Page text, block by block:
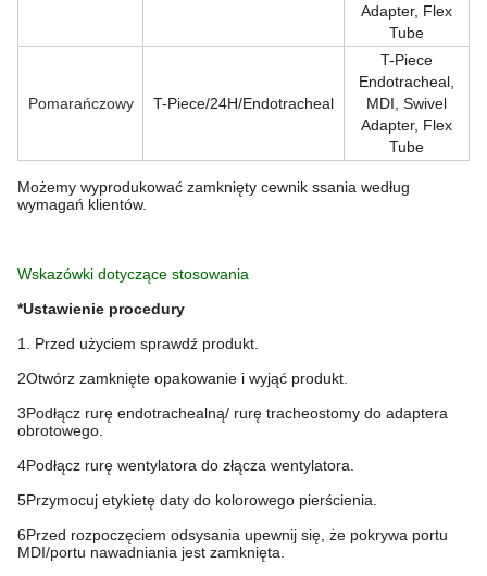
Adapter, Flex
Tube
Pomarańczowy T-Piece/24H/Endotracheal
T-Piece
Endotracheal,
MDI, Swivel
Adapter, Flex
Tube
Możemy wyprodukować zamknięty cewnik ssania według
wymagań klientów.
Wskazówki dotyczące stosowania
*Ustawienie procedury
1. Przed użyciem sprawdź produkt.
2Otwórz zamknięte opakowanie i wyjąć produkt.
3Podłącz rurę endotrachealną/ rurę tracheostomy do adaptera
obrotowego.
4Podłącz rurę wentylatora do złącza wentylatora.
5Przymocuj etykietę daty do kolorowego pierścienia.
6Przed rozpoczęciem odsysania upewnij się, że pokrywa portu
MDI/portu nawadniania jest zamknięta.